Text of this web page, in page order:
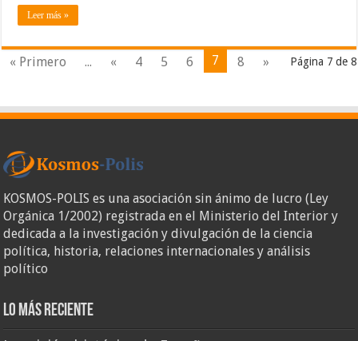
Leer más »
Página 7 de 8
« Primero ... « 4 5 6 7 8 »
KOSMOS-POLIS es una asociación sin ánimo de lucro (Ley
Orgánica 1/2002) registrada en el Ministerio del Interior y
dedicada a la investigación y divulgación de la ciencia
política, historia, relaciones internacionales y análisis
político
Lo más reciente